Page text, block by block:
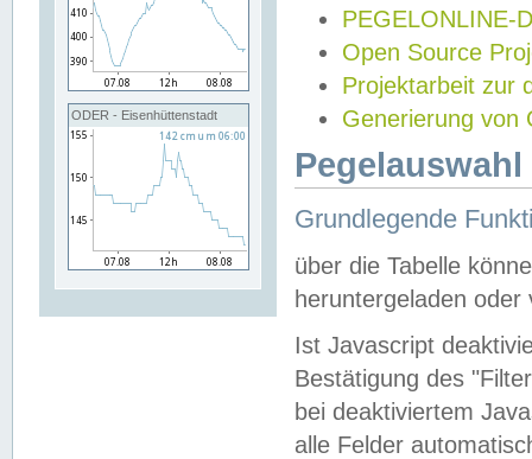
ODER - Eisenhüttenstadt
PEGELONLINE-
Open Source
Projektarbeit zur
Generierung von
Grundlegende
über die Tabelle
heruntergeladen oder
Ist Javascript
Bestätigung des
bei deaktiviertem
alle Felder